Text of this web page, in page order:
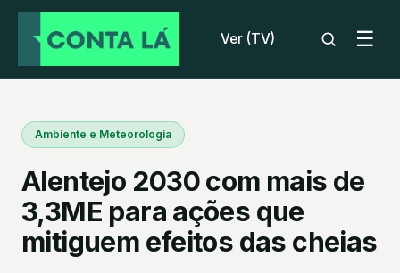
Ver (TV) ☰
Ambiente e Meteorologia
Alentejo 2030 com mais de
3,3ME para ações que
mitiguem efeitos das cheias